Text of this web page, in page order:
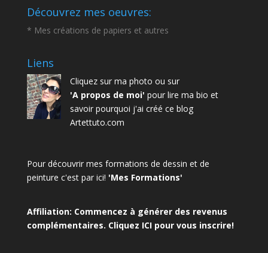
Découvrez mes oeuvres:
* Mes créations de papiers et autres
Liens
Cliquez sur ma photo ou sur
'A propos de moi' pour lire ma bio et
savoir pourquoi j'ai créé ce blog
Artettuto.com
Pour découvrir mes formations de dessin et de
peinture c'est par ici! 'Mes Formations'
Affiliation: Commencez à générer des revenus
complémentaires. Cliquez ICI pour vous inscrire!